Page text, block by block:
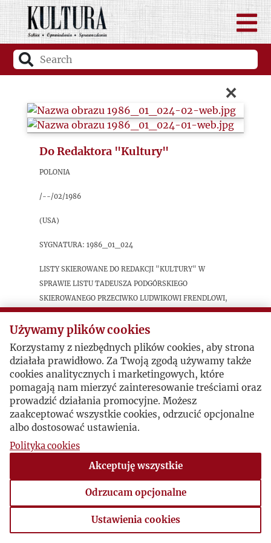
×
Do Redaktora "Kultury"
Polonia
/--/02/1986
(USA)
sygnatura: 1986_01_024
Listy skierowane do redakcji "Kultury" w
sprawie listu Tadeusza Podgórskiego
skierowanego przeciwko Ludwikowi Frendlowi,
opublikowanego w numerze "Kultury" z
listopada 1985 roku.
Postacie powiązane
Bohater:Tadeusz Podgórski
Używamy plików cookies
Korzystamy z niezbędnych plików cookies, aby strona
działała prawidłowo. Za Twoją zgodą używamy także
cookies analitycznych i marketingowych, które
pomagają nam mierzyć zainteresowanie treściami oraz
prowadzić działania promocyjne. Możesz
zaakceptować wszystkie cookies, odrzucić opcjonalne
albo dostosować ustawienia.
Polityka cookies
Akceptuję wszystkie
Odrzucam opcjonalne
Ustawienia cookies
Ustawienia cookies